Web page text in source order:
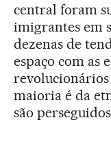
central foram
imigrantes em
dezenas de
espaço com as
revolucionários
maioria é da
são